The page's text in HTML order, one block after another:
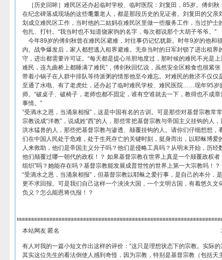
［历史回眸］难民区还办起临时学校、临时医院：刘复田，85岁。傅剑
在纪念碑落成现场的这些耄耋老人，都是那段历史的见证者。刘复田的父亲
划成立难民区工作，当时他的二姑妈在难民区里做一些服务工作，当过护士
包扎、打针。“我当时也不知道饶家驹的名字，每次都说那个大胡子爷爷。”
今年89岁的傅剑秋曾在难民区避难，对往事仍记忆犹新。时年9岁的他和
内。战争爆发后，家人都想逃入租界避难。无奈当时的日军封锁了进出租界
守，进出都需要许可证。“每天都是提心吊胆地度过，那时候的难民不光是
难民，连九曲桥上都睡满了难民”，傅剑秋回忆说，虽然安全区粮食也很紧
带着小锅子在人群中排队等待派粥的情形他至今难忘。对难民的救济不仅仅
至通了水电、有了老虎灶，还办起了临时难民学校、难民医院……现年95岁
师。“破桌子、破椅子，老师也都不固定，谁有空谁就去一下，教得也不成
事情。”
“受滴水之恩，当涌泉相报”，这是中国有名的古训。可是那些对基督宗教常
宗教说成“洋教”，说成姓“西”的人，那些常把基督宗教与帝国主义挂钩的人
洪水猛兽的人，那些把基督宗教与渗透、颠覆挂钩的人。请你们仔细想想，
们在中国人民处于危难，处于生死存亡的关键时刻，挺身而出，以耶稣博爱
人来救助，他们是帝国主义分子吗？他们是侵略工具吗？从明末开始，历经
他们颠覆过哪一朝代的政权！？ 如果基督宗教在世界上真是一个颠覆政权
组织”吗？她能存在吗？基督宗教能发展成普世性的世界上第一大宗教吗！？
“受滴水之恩，当涌泉相报”，但基督宗教以耶稣之爱行事，是自己的本分，
更不求回报。可是我们自己这样一个泱泱大国，一个文明古国，有着悠久文
负义？怎么能恩将仇报！？
本站网友 匿名
有人对我的一篇小短文作出这样的评价：“这只是理想状态下的宗教。实际的
其实这位先生的看法倒使人感到奇怪，因为宗教，特别是基督宗教（包括天